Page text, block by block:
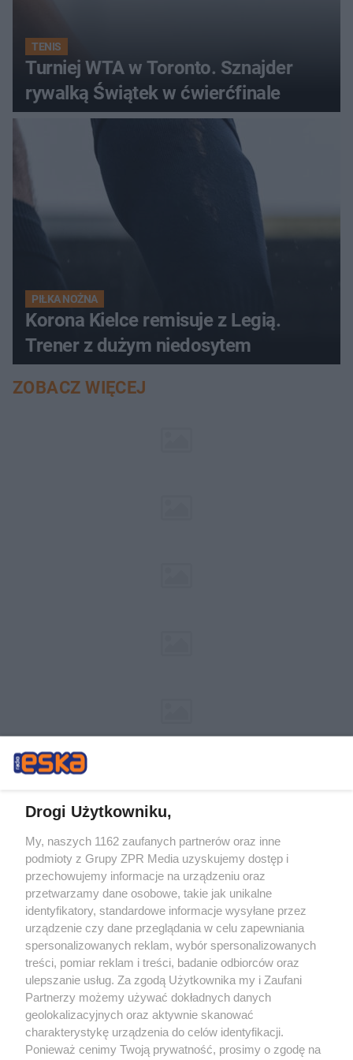
TENIS
Turniej WTA w Toronto. Sznajder
rywalką Świątek w ćwierćfinale
PIŁKA NOŻNA
Korona Kielce remisuje z Legią.
Trener z dużym niedosytem
ZOBACZ WIĘCEJ
Żaden utwór zamieszczony w serwisie nie może być powielany i
rozpowszechniany lub dalej rozpowszechniany w jakikolwiek sposób (w
tym także elektroniczny lub mechaniczny) na jakimkolwiek polu
eksploatacji w jakiejkolwiek formie, włącznie z umieszczaniem w Internecie
bez pisemnej zgody właściciela praw. Jakiekolwiek użycie lub
wykorzystanie utworów w całości lub w części z naruszeniem prawa, tzn.
bez właściwej zgody, jest zabronione pod groźbą kary i może być ścigane
prawnie.
O nas
Drogi Użytkowniku,
My, naszych 1162 zaufanych partnerów oraz inne
podmioty z Grupy ZPR Media uzyskujemy dostęp i
przechowujemy informacje na urządzeniu oraz
przetwarzamy dane osobowe, takie jak unikalne
identyfikatory, standardowe informacje wysyłane przez
urządzenie czy dane przeglądania w celu zapewniania
spersonalizowanych reklam, wybór spersonalizowanych
treści, pomiar reklam i treści, badanie odbiorców oraz
ulepszanie usług. Za zgodą Użytkownika my i Zaufani
Partnerzy możemy używać dokładnych danych
geolokalizacyjnych oraz aktywnie skanować
charakterystykę urządzenia do celów identyfikacji.
Ponieważ cenimy Twoją prywatność, prosimy o zgodę na